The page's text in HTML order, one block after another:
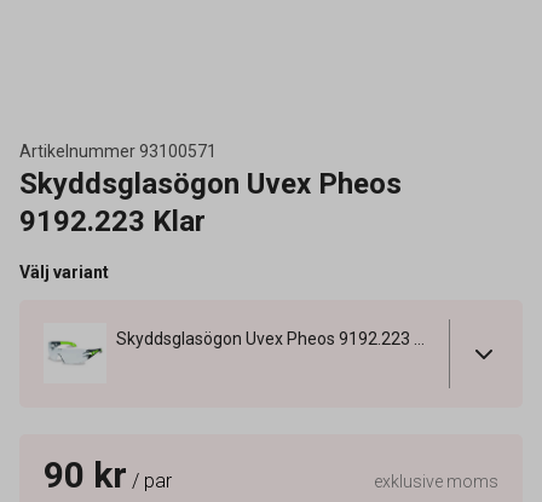
Artikelnummer93100571
Skyddsglasögon Uvex Pheos
9192.223 Klar
Välj variant
90 kr / par exklusive moms